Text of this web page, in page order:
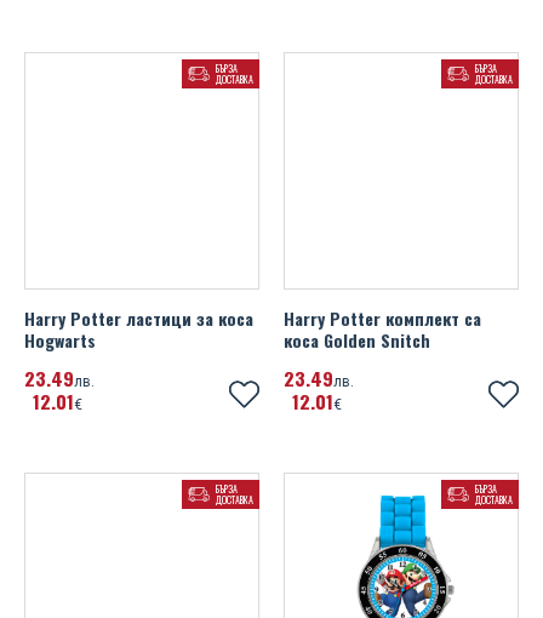
БЪРЗА
ДОСТАВКА
Harry Potter ластици за коса
Hogwarts
23 49лв.
12 01€
БЪРЗА
ДОСТАВКА
Harry Potter комплект са
коса Golden Snitch
23 49лв.
12 01€
БЪРЗА
ДОСТАВКА
БЪРЗА
ДОСТАВКА